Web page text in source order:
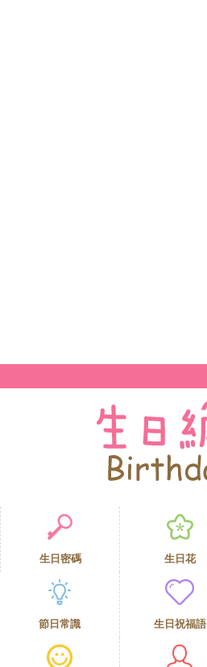
生日密碼 生日花
節日常識 生日祝福語